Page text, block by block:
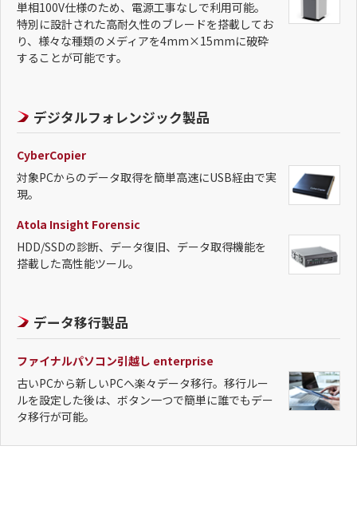
単相100V仕様のため、電源工事なしで利用可能。
特別に設計された高耐久性のブレードを搭載してお
り、様々な種類のメディアを4mm×15mmに破砕
することが可能です。
デジタルフォレンジック製品
CyberCopier
対象PCからのデータ取得を簡単高速にUSB経由で実
現。
Atola Insight Forensic
HDD/SSDの診断、データ復旧、データ取得機能を
搭載した高性能ツール。
データ移行製品
ファイナルパソコン引越し enterprise
古いPCから新しいPCへ楽々データ移行。移行ルー
ルを設定した後は、ボタン一つで簡単に誰でもデー
タ移行が可能。